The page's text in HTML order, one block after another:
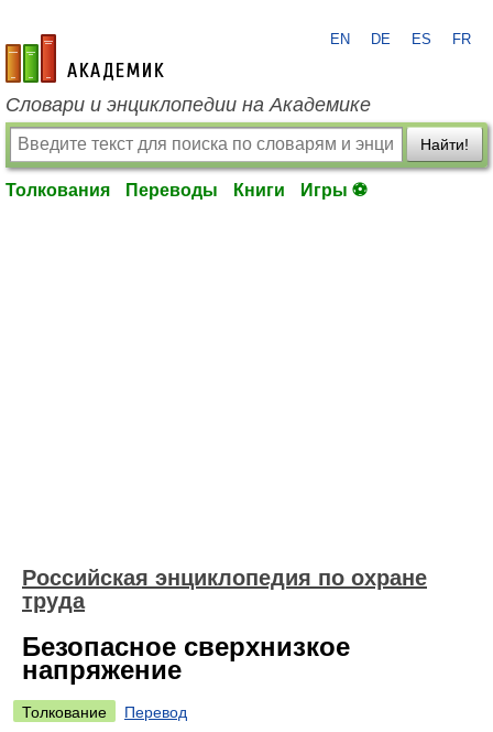
academic.ru
EN DE ES FR
Словари и энциклопедии на Академике
Найти!
Толкования Переводы Книги Игры ⚽
Российская энциклопедия по охране
труда
Безопасное сверхнизкое
напряжение
Толкование
Перевод